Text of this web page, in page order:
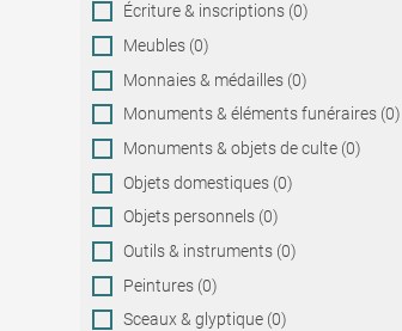
Écriture & inscriptions (0)
Meubles (0)
Monnaies & médailles (0)
Monuments & éléments funéraires (0)
Monuments & objets de culte (0)
Objets domestiques (0)
Objets personnels (0)
Outils & instruments (0)
Peintures (0)
Sceaux & glyptique (0)